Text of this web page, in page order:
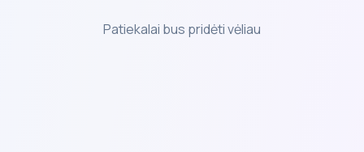
Patiekalai bus pridėti vėliau